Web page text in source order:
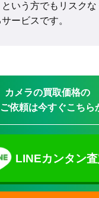
いう方でもリスク
ービスです。
カメラの買取価格の
依頼は今すぐこちら
LINEカンタン